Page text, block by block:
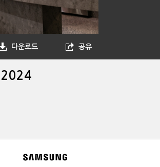
다운로드 공유
2024